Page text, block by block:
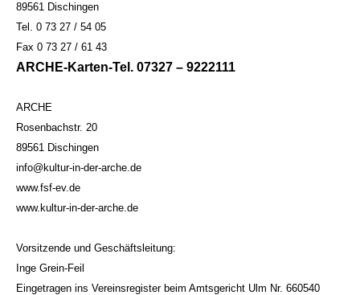
89561 Dischingen
Tel. 0 73 27 / 54 05
Fax 0 73 27 / 61 43
ARCHE-Karten-Tel. 07327 – 9222111
ARCHE
Rosenbachstr. 20
89561 Dischingen
info@kultur-in-der-arche.de
www.fsf-ev.de
www.kultur-in-der-arche.de
Vorsitzende und Geschäftsleitung:
Inge Grein-Feil
Eingetragen ins Vereinsregister beim Amtsgericht Ulm Nr. 660540